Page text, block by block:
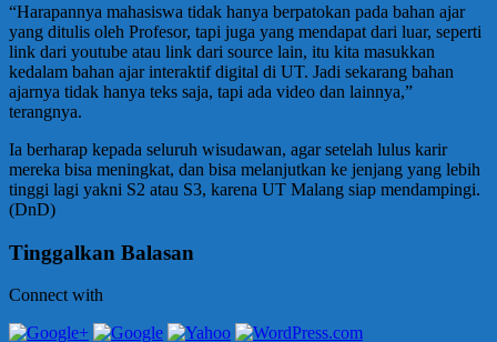
“Harapannya mahasiswa tidak hanya berpatokan pada bahan ajar
yang ditulis oleh Profesor, tapi juga yang mendapat dari luar, seperti
link dari youtube atau link dari source lain, itu kita masukkan
kedalam bahan ajar interaktif digital di UT. Jadi sekarang bahan
ajarnya tidak hanya teks saja, tapi ada video dan lainnya,”
terangnya.
Ia berharap kepada seluruh wisudawan, agar setelah lulus karir
mereka bisa meningkat, dan bisa melanjutkan ke jenjang yang lebih
tinggi lagi yakni S2 atau S3, karena UT Malang siap mendampingi.
(DnD)
Tinggalkan Balasan
Connect with